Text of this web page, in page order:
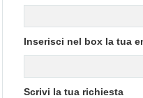
Inserisci nel box la tua
Scrivi la tua richiesta